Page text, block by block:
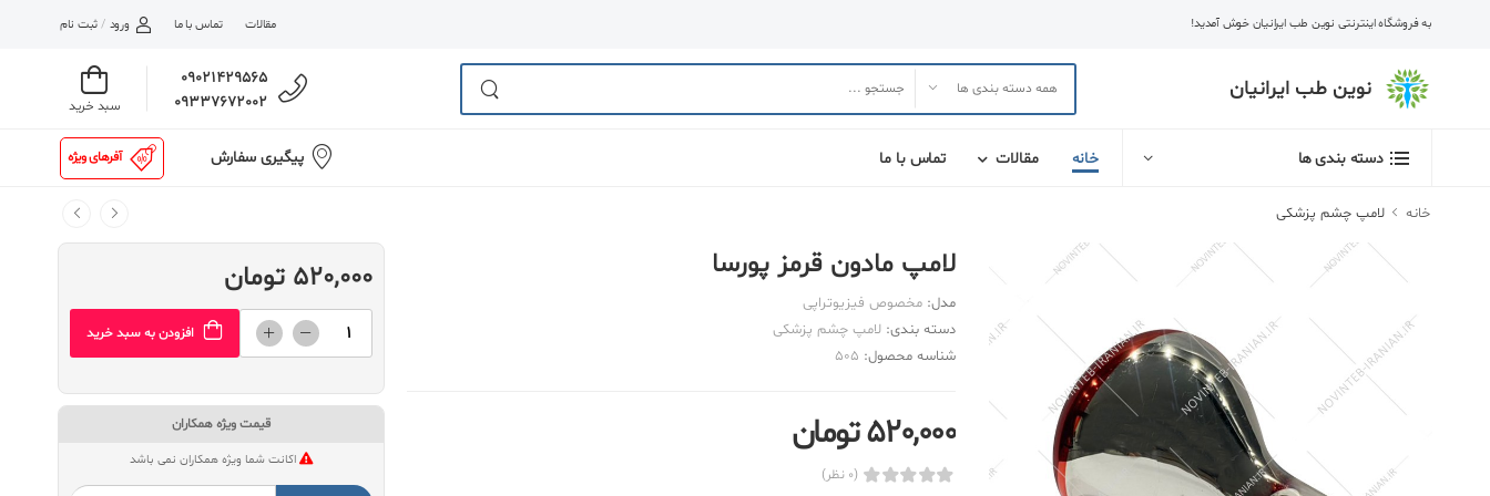
به فروشگاه اینترنتی نوین طب ایرانیان خوش آمدید! مقالات تماس با ما ورود / ثبت نام
نوین طب ایرانیان
09021429565
09337672002
سبد خرید
دسته بندی ها خانه مقالات تماس با ما پیگیری سفارش آفرهای ویژه
خانه لامپ چشم پزشکی
لامپ مادون قرمز پورسا
مدل: مخصوص فیزیوتراپی
دسته بندی: لامپ چشم پزشکی
شناسه محصول: 505
520,000 تومان
(0 نظر)
520,000 تومان
افزودن به سبد خرید
قیمت ویژه همکاران
اکانت شما ویژه همکاران نمی باشد